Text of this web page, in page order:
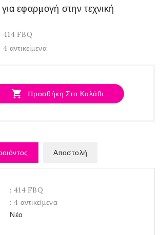
εφαρμογή στην τεχνική
: 414 FBQ
: 4 αντικείμενα
 Προσθήκη Στο Καλάθι
Αποστολή
: 414 FBQ
: 4 αντικείμενα
Νέο